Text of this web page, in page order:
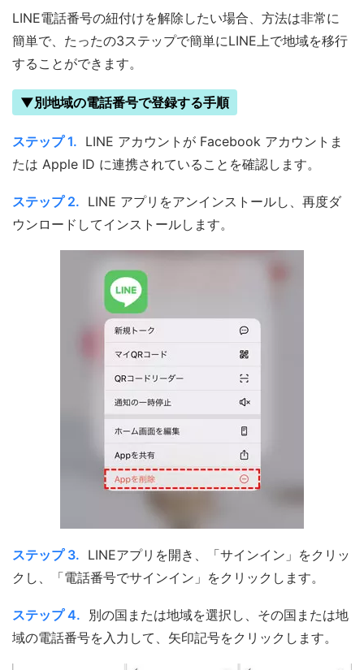
LINE電話番号の紐付けを解除したい場合、方法は非常に
簡単で、たったの3ステップで簡単にLINE上で地域を移行
することができます。
▼別地域の電話番号で登録する手順
ステップ 1. LINE アカウントが Facebook アカウントま
たは Apple ID に連携されていることを確認します。
ステップ 2. LINE アプリをアンインストールし、再度ダ
ウンロードしてインストールします。
ステップ 3. LINEアプリを開き、「サインイン」をクリッ
クし、「電話番号でサインイン」をクリックします。
ステップ 4.
別の国または地域を選択し、その国または地
域の電話番号を入力して、矢印記号をクリックします。